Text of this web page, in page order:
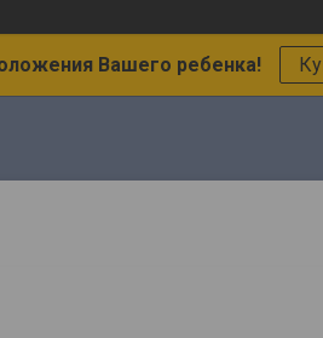
Вашего ребенка!